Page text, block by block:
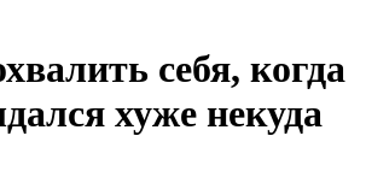
себя, когда
хуже некуда